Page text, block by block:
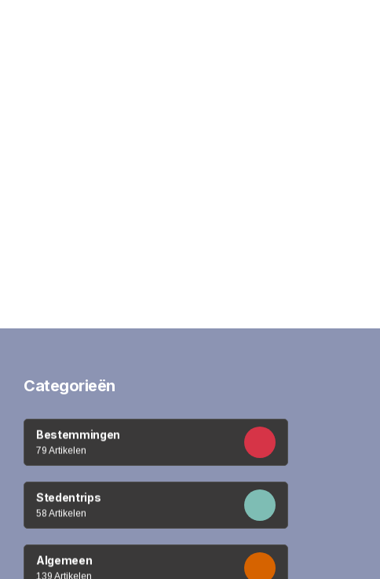
Categorieën
Bestemmingen
79 Artikelen
Stedentrips
58 Artikelen
Algemeen
139 Artikelen